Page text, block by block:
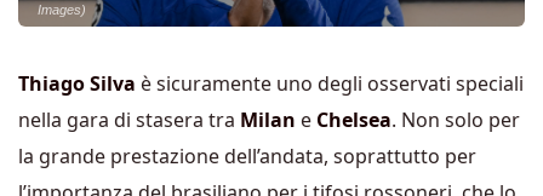
Images)
Thiago Silva è sicuramente uno degli osservati speciali
nella gara di stasera tra Milan e Chelsea. Non solo per
la grande prestazione dell’andata, soprattutto per